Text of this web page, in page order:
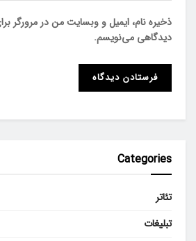
ذخیره نام، ایمیل و وبسایت من در مرورگر
دیدگاهی می‌نویسم.
Categories
تئاتر
تبلیغات